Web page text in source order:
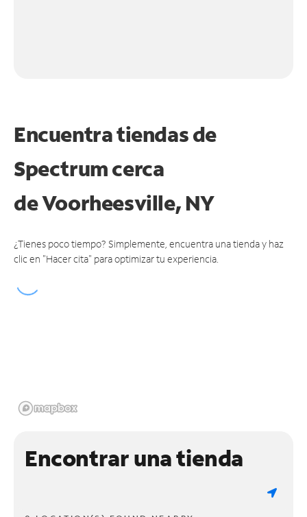
Encuentra tiendas de
Spectrum cerca
deVoorheesville, NY
¿Tienes poco tiempo? Simplemente, encuentra una tienda y haz
clic en "Hacer cita" para optimizar tu experiencia.
Encontrar una tienda